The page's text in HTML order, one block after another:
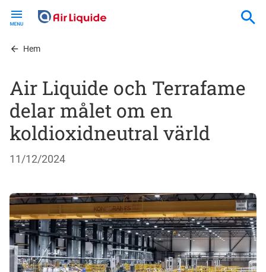
contentHem
Air Liquide och Terrafame
delar målet om en
koldioxidneutral värld
11/12/2024